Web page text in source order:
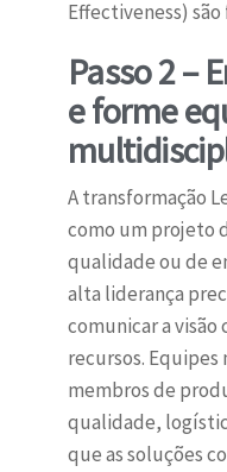
Effectiveness)
Passo 2 –
e forme
A transformação
como um projeto
qualidade ou de
alta liderança
comunicar a visão
recursos.
membros de
qualidade,
que as soluções